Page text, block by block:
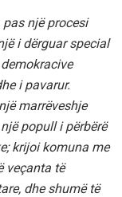
pas një procesi
i dërguar special
i pavarur.
marrëveshje
popull i përbërë
krijoi komuna me
veçanta të
dhe shumë të